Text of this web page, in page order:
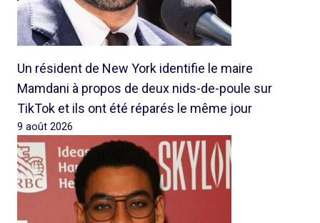
Un résident de New York identifie le maire
Mamdani à propos de deux nids-de-poule sur
TikTok et ils ont été réparés le même jour
9 août 2026